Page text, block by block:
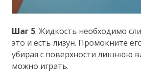
Шаг 5. Жидкость необходимо
это и есть лизун. Промокните
убирая с поверхности лишнюю
можно играть.